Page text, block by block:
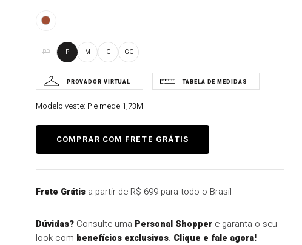
PP P M G GG
Modelo veste: P e mede 1,73M
Frete Grátisa partir de R$ 699 para todo o Brasil
Dúvidas?Consulte uma Personal Shoppere garanta o seu
look com benefícios exclusivos. Clique e fale agora!